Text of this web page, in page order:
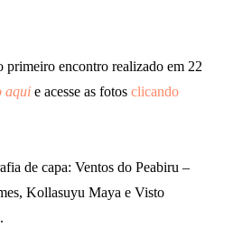
primeiro encontro realizado em 22
aqui e acesse as fotos clicando
de capa: Ventos do Peabiru –
Kollasuyu Maya e Visto